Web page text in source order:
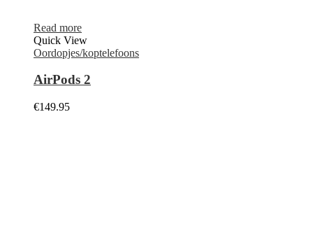
Read more
Quick View
Oordopjes/koptelefoons
AirPods 2
€149.95